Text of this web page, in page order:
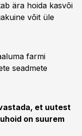
ära hoida kasvõi
võit üle
farmi
seadmete
et uutest
on suurem